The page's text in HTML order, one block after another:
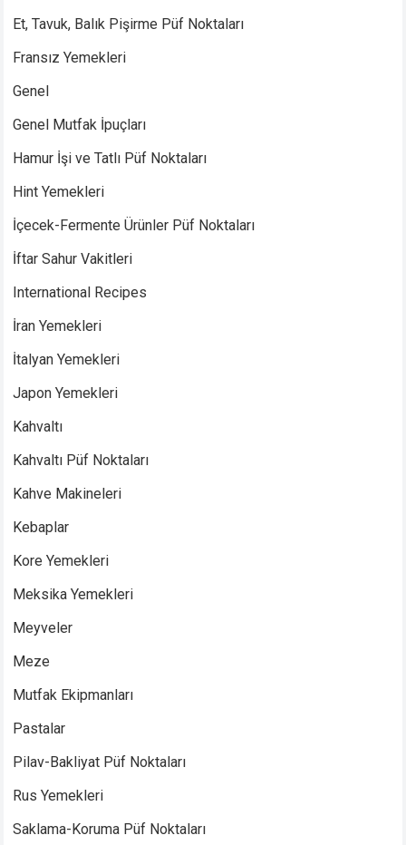
Et, Tavuk, Balık Pişirme Püf Noktaları
Fransız Yemekleri
Genel
Genel Mutfak İpuçları
Hamur İşi ve Tatlı Püf Noktaları
Hint Yemekleri
İçecek-Fermente Ürünler Püf Noktaları
İftar Sahur Vakitleri
International Recipes
İran Yemekleri
İtalyan Yemekleri
Japon Yemekleri
Kahvaltı
Kahvaltı Püf Noktaları
Kahve Makineleri
Kebaplar
Kore Yemekleri
Meksika Yemekleri
Meyveler
Meze
Mutfak Ekipmanları
Pastalar
Pilav-Bakliyat Püf Noktaları
Rus Yemekleri
Saklama-Koruma Püf Noktaları